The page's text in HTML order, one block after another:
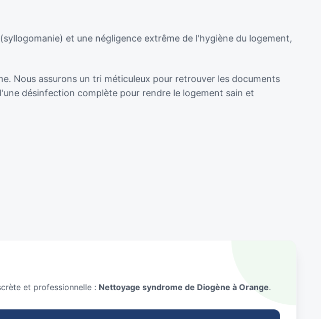
et une négligence extrême de l'hygiène du logement,
Nous assurons un tri méticuleux pour retrouver les documents
désinfection complète pour rendre le logement sain et
et professionnelle : Nettoyage syndrome de Diogène à Orange.